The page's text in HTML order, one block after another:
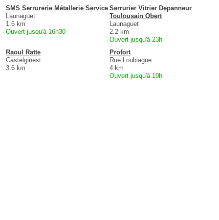
SMS Serrurerie Métallerie Service
Launaguet
1.6 km
Ouvert jusqu'à 16h30
Serrurier Vitrier Depanneur
Toulousain Obert
Launaguet
2.2 km
Ouvert jusqu'à 23h
Raoul Ratte
Castelginest
3.6 km
Profort
Rue Loubiague
4 km
Ouvert jusqu'à 19h